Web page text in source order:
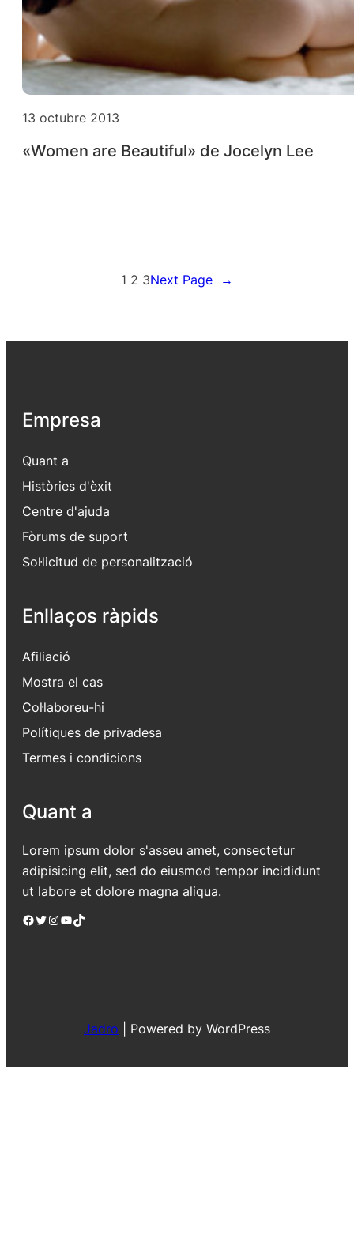
13 octubre 2013
«Women are Beautiful» de Jocelyn Lee
1 2 3Next Page →
Empresa
Quant a
Històries d'èxit
Centre d'ajuda
Fòrums de suport
Sol·licitud de personalització
Enllaços ràpids
Afiliació
Mostra el cas
Col·laboreu-hi
Polítiques de privadesa
Termes i condicions
Quant a
Lorem ipsum dolor s'asseu amet, consectetur
adipisicing elit, sed do eiusmod tempor incididunt
ut labore et dolore magna aliqua.
Facebook Twitter Instagram YouTube TikTok
Jadro Powered by WordPress